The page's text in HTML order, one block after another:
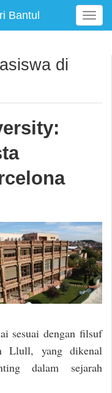
Bantul
T
o
di
sesuai dengan filsuf
Llull, yang dikenal
dalam sejarah